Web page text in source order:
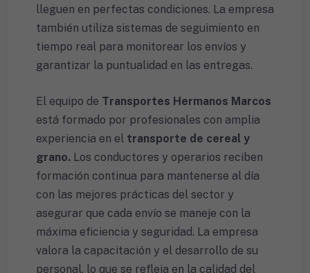
lleguen en perfectas condiciones. La empresa
también utiliza sistemas de seguimiento en
tiempo real para monitorear los envíos y
garantizar la puntualidad en las entregas.
El equipo de Transportes Hermanos Marcos
está formado por profesionales con amplia
experiencia en el transporte de cereal y
grano. Los conductores y operarios reciben
formación continua para mantenerse al día
con las mejores prácticas del sector y
asegurar que cada envío se maneje con la
máxima eficiencia y seguridad. La empresa
valora la capacitación y el desarrollo de su
personal, lo que se refleja en la calidad del